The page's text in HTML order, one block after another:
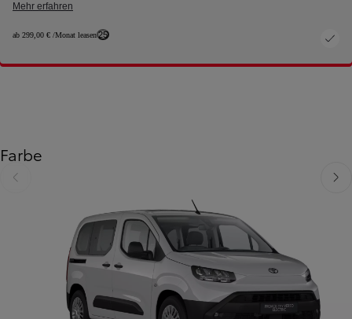
Mehr erfahren
ab 299,00 € /Monat leasen25
Farbe
Zurück